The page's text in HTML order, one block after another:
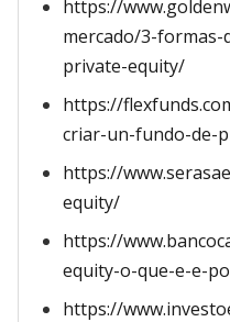
https://
mercado/3-
private-equity/
https://
criar-un-fundo-de-
https://
equity/
https://
equity-o-que-e-e-
https://